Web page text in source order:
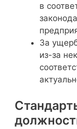
в
За
из-за